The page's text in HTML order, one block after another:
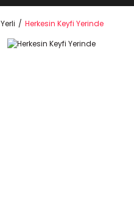
Yerli Herkesin Keyfi Yerinde